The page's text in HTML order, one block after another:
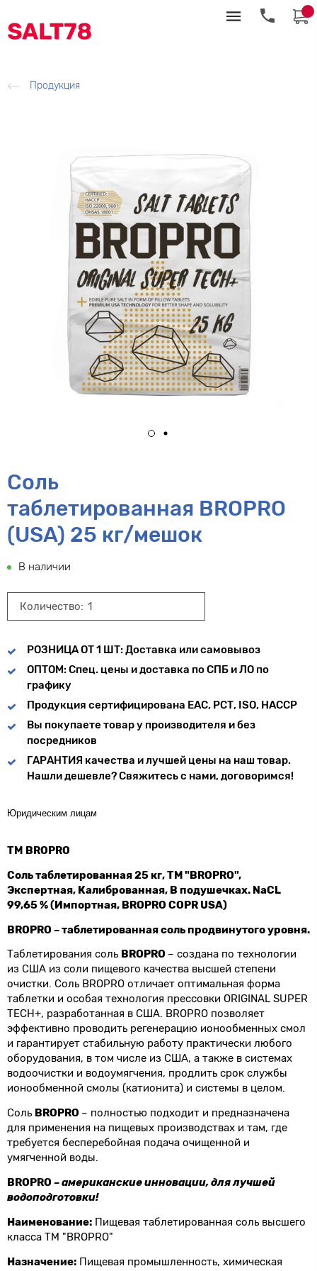
Продукция
Соль
таблетированная BROPRO
(USA) 25 кг/мешок
В наличии
Количество:
РОЗНИЦА ОТ 1 ШТ: Доставка или самовывоз
ОПТОМ: Спец. цены и доставка по СПБ и ЛО по
графику
Продукция сертифицирована ЕАС, РСТ, ISO, HACCP
Вы покупаете товар у производителя и без
посредников
ГАРАНТИЯ качества и лучшей цены на наш товар.
Нашли дешевле? Свяжитесь с нами, договоримся!
Юридическим лицам
TM BROPRO
Соль таблетированная 25 кг, ТМ "BROPRO",
Экспертная, Калиброванная, В подушечках. NaCL
99,65 % (Импортная, BROPRO COPR USA)
BROPRO – таблетированная соль продвинутого уровня.
Таблетирования соль BROPRO – создана по технологии
из США из соли пищевого качества высшей степени
очистки. Соль BROPRO отличает оптимальная форма
таблетки и особая технология прессовки ORIGINAL SUPER
TECH+, разработанная в США. BROPRO позволяет
эффективно проводить регенерацию ионообменных смол
и гарантирует стабильную работу практически любого
оборудования, в том числе из США, а также в системах
водоочистки и водоумягчения, продлить срок службы
ионообменной смолы (катионита) и системы в целом.
Соль BROPRO – полностью подходит и предназначена
для применения на пищевых производствах и там, где
требуется бесперебойная подача очищенной и
умягченной воды.
BROPRO – американские инновации, для лучшей
водоподготовки!
Наименование: Пищевая таблетированная соль высшего
класса ТМ "BROPRO"
Назначение: Пищевая промышленность, химическая